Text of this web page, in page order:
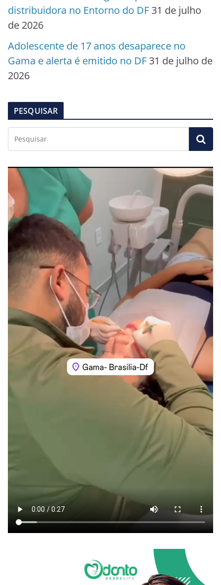
distribuidora no Entorno do DF 31 de julho
de 2026
Adolescente de 17 anos desaparece no
Gama e alerta é emitido no DF 31 de julho de
2026
PESQUISAR